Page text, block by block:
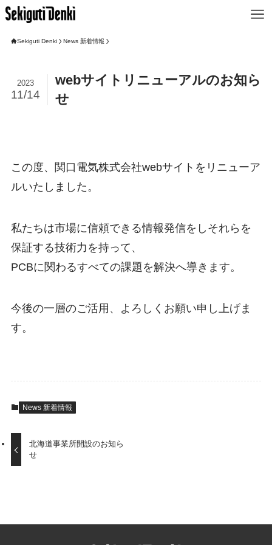
Sekiguti Denki News 新着情報
webサイトリニューアルのお知ら
せ
2023
11/14
この度、関口電気株式会社webサイトをリニューア
ルいたしました。
私たちは市場に信頼できる情報発信をしそれらを
保証する技術力を持って、
PCBに関わるすべての課題を解決へ導きます。
今後の一層のご活用、よろしくお願い申し上げま
す。
News 新着情報
北海道事業所開設のお知ら
せ